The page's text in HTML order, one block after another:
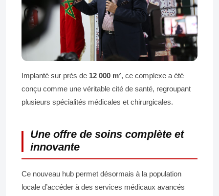
Implanté sur près de 12 000 m², ce complexe a été
conçu comme une véritable cité de santé, regroupant
plusieurs spécialités médicales et chirurgicales.
Une offre de soins complète et
innovante
Ce nouveau hub permet désormais à la population
locale d’accéder à des services médicaux avancés